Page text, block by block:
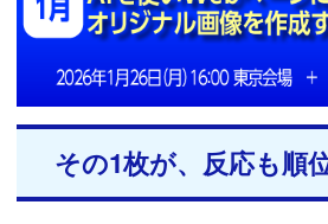
その1枚が、反応も順